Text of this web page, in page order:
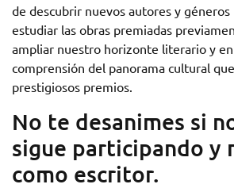
de descubrir nuevos autores y
estudiar las obras premiadas
ampliar nuestro horizonte literario y
comprensión del panorama cultural
prestigiosos premios.
No te desanimes si
sigue participando y
como escritor.